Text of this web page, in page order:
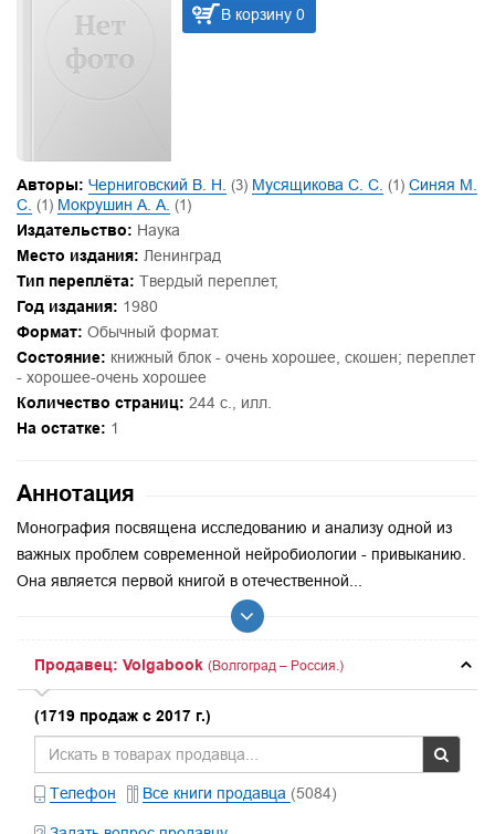
В корзину 0
Авторы: Черниговский В. Н. (3) Мусящикова С. С. (1) Синяя М.
С. (1) Мокрушин А. А. (1)
Издательство: Наука
Место издания: Ленинград
Тип переплёта: Твердый переплет,
Год издания: 1980
Формат: Обычный формат.
Состояние: книжный блок - очень хорошее, скошен; переплет
- хорошее-очень хорошее
Количество страниц: 244 с., илл.
На остатке: 1
Аннотация
Монография посвящена исследованию и анализу одной из
важных проблем современной нейробиологии - привыканию.
Она является первой книгой в отечественной...
Продавец: Volgabook (Волгоград – Россия.)
(1719 продаж с 2017 г.)
Телефон Все книги продавца (5084)